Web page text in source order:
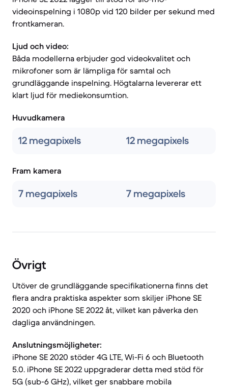
videoinspelning i 1080p vid 120 bilder per sekund med
frontkameran.
Ljud och video:
Båda modellerna erbjuder god videokvalitet och
mikrofoner som är lämpliga för samtal och
grundläggande inspelning. Högtalarna levererar ett
klart ljud för mediekonsumtion.
Huvudkamera
12 megapixels 12 megapixels
Fram kamera
7 megapixels 7 megapixels
Övrigt
Utöver de grundläggande specifikationerna finns det
flera andra praktiska aspekter som skiljer iPhone SE
2020 och iPhone SE 2022 åt, vilket kan påverka den
dagliga användningen.
Anslutningsmöjligheter:
iPhone SE 2020 stöder 4G LTE, Wi-Fi 6 och Bluetooth
5.0. iPhone SE 2022 uppgraderar detta med stöd för
5G (sub-6 GHz), vilket ger snabbare mobila